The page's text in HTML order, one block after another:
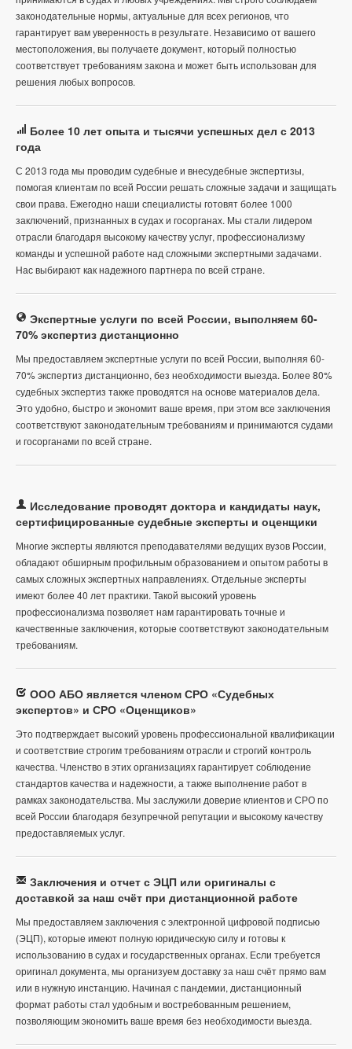
законодательные нормы, актуальные для всех регионов, что
гарантирует вам уверенность в результате. Независимо от вашего
местоположения, вы получаете документ, который полностью
соответствует требованиям закона и может быть использован для
решения любых вопросов.
Более 10 лет опыта и тысячи успешных дел с 2013
года
С 2013 года мы проводим судебные и внесудебные экспертизы,
помогая клиентам по всей России решать сложные задачи и защищать
свои права. Ежегодно наши специалисты готовят более 1000
заключений, признанных в судах и госорганах. Мы стали лидером
отрасли благодаря высокому качеству услуг, профессионализму
команды и успешной работе над сложными экспертными задачами.
Нас выбирают как надежного партнера по всей стране.
Экспертные услуги по всей России, выполняем 60-
70% экспертиз дистанционно
Мы предоставляем экспертные услуги по всей России, выполняя 60-
70% экспертиз дистанционно, без необходимости выезда. Более 80%
судебных экспертиз также проводятся на основе материалов дела.
Это удобно, быстро и экономит ваше время, при этом все заключения
соответствуют законодательным требованиям и принимаются судами
и госорганами по всей стране.
Исследование проводят доктора и кандидаты наук,
сертифицированные судебные эксперты и оценщики
Многие эксперты являются преподавателями ведущих вузов России,
обладают обширным профильным образованием и опытом работы в
самых сложных экспертных направлениях. Отдельные эксперты
имеют более 40 лет практики. Такой высокий уровень
профессионализма позволяет нам гарантировать точные и
качественные заключения, которые соответствуют законодательным
требованиям.
ООО АБО является членом СРО «Судебных
экспертов» и СРО «Оценщиков»
Это подтверждает высокий уровень профессиональной квалификации
и соответствие строгим требованиям отрасли и строгий контроль
качества. Членство в этих организациях гарантирует соблюдение
стандартов качества и надежности, а также выполнение работ в
рамках законодательства. Мы заслужили доверие клиентов и СРО по
всей России благодаря безупречной репутации и высокому качеству
предоставляемых услуг.
Заключения и отчет с ЭЦП или оригиналы с
доставкой за наш счёт при дистанционной работе
Мы предоставляем заключения с электронной цифровой подписью
(ЭЦП), которые имеют полную юридическую силу и готовы к
использованию в судах и государственных органах. Если требуется
оригинал документа, мы организуем доставку за наш счёт прямо вам
или в нужную инстанцию. Начиная с пандемии, дистанционный
формат работы стал удобным и востребованным решением,
позволяющим экономить ваше время без необходимости выезда.